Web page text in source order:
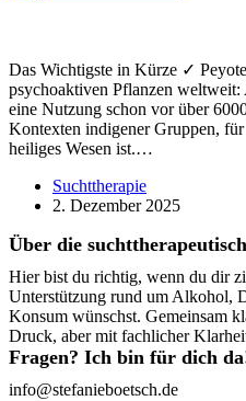
Das Wichtigste in Kürze ✓
psychoaktiven Pflanzen weltweit:
eine Nutzung schon vor über
Kontexten indigener Gruppen,
heiliges Wesen ist.…
Suchttherapie
2. Dezember 2025
Über die
Hier bist du richtig, wenn du dir
Unterstützung rund um Alkohol,
Konsum wünschst. Gemeinsam
Druck, aber mit fachlicher
Fragen? Ich bin für dich
info@stefanieboetsch.de